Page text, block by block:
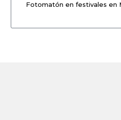
Fotomatón en festivales en